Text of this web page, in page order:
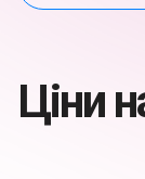
Ціни